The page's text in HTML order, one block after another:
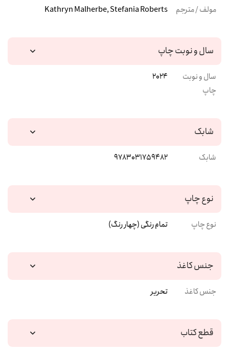
مولف / مترجم Kathryn Malherbe, Stefania Roberts
سال و نوبت چاپ
سال و نوبت
چاپ
2024
شابک
شابک 9783031759482
نوع چاپ
نوع چاپ تمام رنگی (چهار رنگ)
جنس کاغذ
جنس کاغذ تحریر
قطع کتاب